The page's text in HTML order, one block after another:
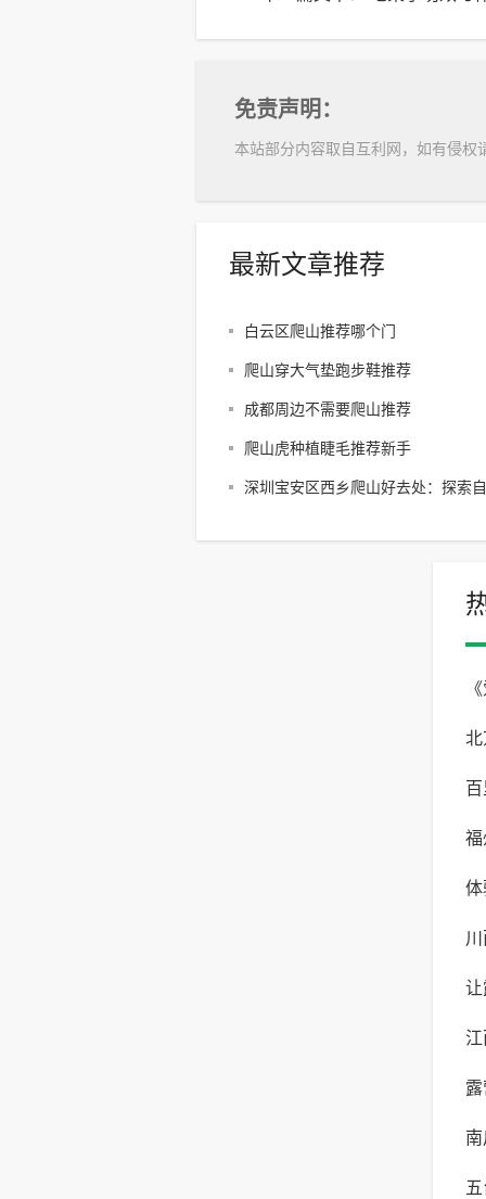
免责声明：
本站部分内容取自互利网，如有侵权
最新文章推荐
白云区爬山推荐哪个门
爬山穿大气垫跑步鞋推荐
成都周边不需要爬山推荐
爬山虎种植睫毛推荐新手
深圳宝安区西乡爬山好去处：探索
自
北
验
福
体
露
险
让
最